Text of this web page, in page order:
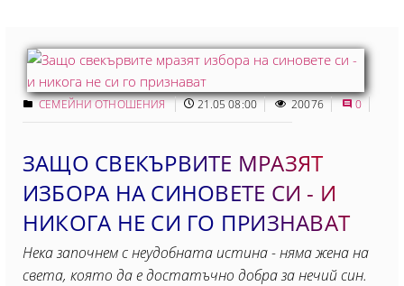
СЕМЕЙНИ ОТНОШЕНИЯ 21.05 08:00 20076 0
ЗАЩО СВЕКЪРВИТЕ МРАЗЯТ
ИЗБОРА НА СИНОВЕТЕ СИ - И
НИКОГА НЕ СИ ГО ПРИЗНАВАТ
Нека започнем с неудобната истина - няма жена на
света, която да е достатъчно добра за нечий син.